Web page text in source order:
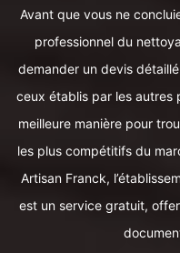
Avant que vous ne
professionnel du
demander un devis
ceux établis par les autres
meilleure manière pour
les plus compétitifs du
Artisan Franck,
est un service gratuit,